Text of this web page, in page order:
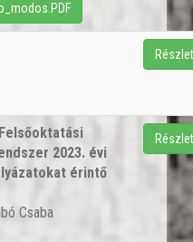
2023. évi
érintő
Csaba